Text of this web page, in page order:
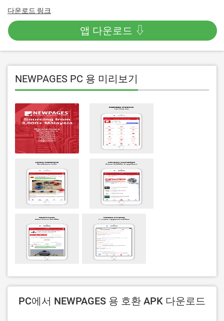
다운로드 링크
앱 다운로드 ⇩
NEWPAGES PC 용 미리보기
PC에서 NEWPAGES 용 호환 APK 다운로드